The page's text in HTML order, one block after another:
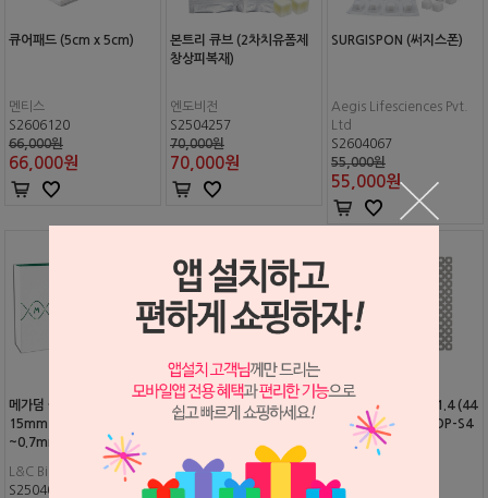
큐어패드 (5cm x 5cm)
멘티스
S2606120
66,000원
66,000원
본트리 큐브 (2차치유폼제
창상피복재)
엔도비전
S2504257
70,000원
70,000원
SURGISPON (써지스폰)
Aegis Lifesciences Pvt.
Ltd
S2604067
55,000원
55,000원
메가덤 플러스(#D1520P)
15mm x 20mm (두께 0.5
~0.7mm)
L&C Bio
S2504011
하이겐트 (HYGENT)
유바이오시스
S2508978
티타늄 메쉬 포어 Ø1.4 (44
mm x 44mm) (#SDP-S4
4-044)
S2506103